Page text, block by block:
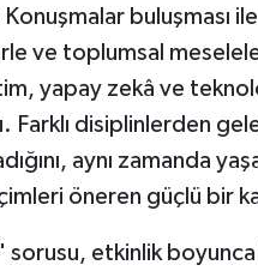
buluşması
ve toplumsal
yapay zekâ ve
Farklı disiplinlerden
aynı zamanda
öneren güçlü bir
etkinlik